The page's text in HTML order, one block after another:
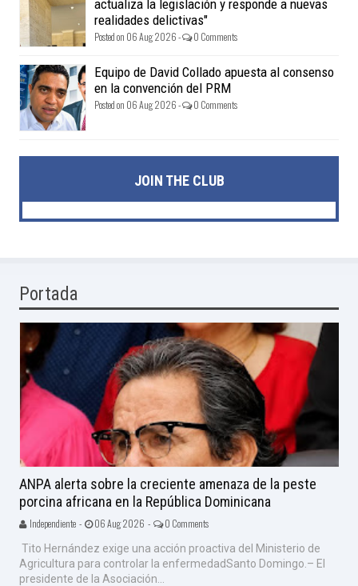
actualiza la legislación y responde a nuevas
realidades delictivas"
Posted on 06 Aug 2026 - 0 Comments
Equipo de David Collado apuesta al consenso
en la convención del PRM
Posted on 06 Aug 2026 - 0 Comments
JOIN THE CLUB
Portada
ANPA alerta sobre la creciente amenaza de la peste
porcina africana en la República Dominicana
Independiente - 06 Aug 2026 - 0 Comments
Tito Hernández exige una acción proactiva del Ministerio de
Agricultura para controlar la enfermedadSanto Domingo.– El
presidente de la Asociación...